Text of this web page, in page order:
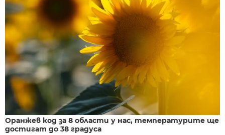
Оранжев код за 8 области у нас, температурите ще
достигат до 38 градуса